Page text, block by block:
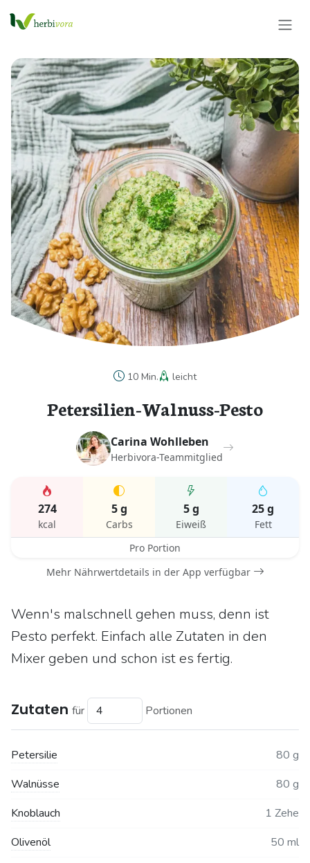
10 Min. leicht
Petersilien-Walnuss-Pesto
Carina Wohlleben
Herbivora-Teammitglied
274
kcal
5 g
Carbs
5 g
Eiweiß
25 g
Fett
Pro Portion
Mehr Nährwertdetails in der App verfügbar
Wenn's malschnell gehen muss, denn ist
Pesto perfekt. Einfach alle Zutaten in den
Mixer geben und schon ist es fertig.
Zutaten für Portionen
Petersilie
80 g
Walnüsse
80 g
Knoblauch
1 Zehe
Olivenöl
50 ml